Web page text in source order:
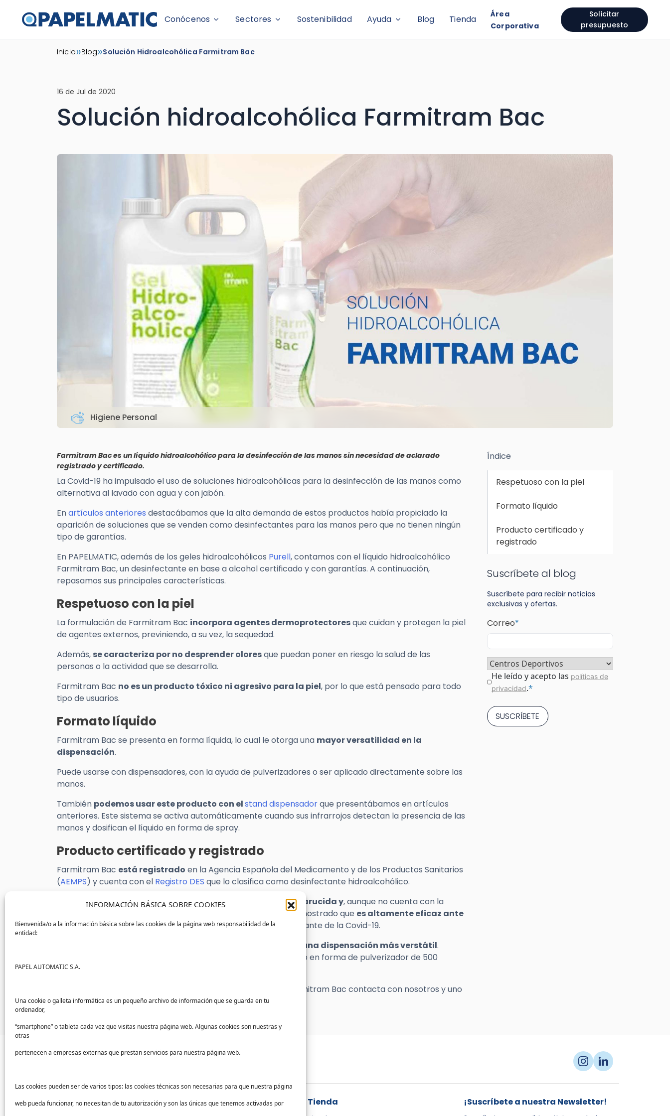
INFORMACIÓN BÁSICA SOBRE COOKIES
Bienvenida/o a la información básica sobre las cookies de la página web responsabilidad de la
entidad:
PAPEL AUTOMATIC S.A.
Una cookie o galleta informática es un pequeño archivo de información que se guarda en tu
ordenador,
“smartphone” o tableta cada vez que visitas nuestra página web. Algunas cookies son nuestras y
otras
pertenecen a empresas externas que prestan servicios para nuestra página web.
Las cookies pueden ser de varios tipos: las cookies técnicas son necesarias para que nuestra página
web pueda funcionar, no necesitan de tu autorización y son las únicas que tenemos activadas por
Conócenos Sectores Sostenibilidad Ayuda Blog Tienda
Área
Corporativa
Solicitar
presupuesto
Inicio»Blog»Solución Hidroalcohólica Farmitram Bac
16 de Jul de 2020
Solución hidroalcohólica Farmitram Bac
Higiene Personal
Farmitram Bac es un líquido hidroalcohólico para la desinfección de las manos sin necesidad de aclarado
registrado y certificado.
La Covid-19 ha impulsado el uso de soluciones hidroalcohólicas para la desinfección de las manos como
alternativa al lavado con agua y con jabón.
Enartículos anteriores destacábamos que la alta demanda de estos productos había propiciado la
aparición de soluciones que se venden como desinfectantes para las manos pero que no tienen ningún
tipo de garantías.
En PAPELMATIC, además de los geles hidroalcohólicos Purell, contamos con el líquido hidroalcohólico
Farmitram Bac, un desinfectante en base a alcohol certificado y con garantías. A continuación,
repasamos sus principales características.
Respetuoso con la piel
La formulación de Farmitram Bac incorpora agentes dermoprotectoresque cuidan y protegen la piel
de agentes externos, previniendo, a su vez, la sequedad.
Además, se caracteriza por no desprender oloresque puedan poner en riesgo la salud de las
personas o la actividad que se desarrolla.
Farmitram Bac no es un producto tóxico ni agresivo para la piel, por lo que está pensado para todo
tipo de usuarios.
Formato líquido
Farmitram Bac se presenta en forma líquida, lo cual le otorga una mayor versatilidad en la
dispensación.
Puede usarse con dispensadores, con la ayuda de pulverizadores o ser aplicado directamente sobre las
manos.
También podemos usar este producto con elstand dispensadorque presentábamos en artículos
anteriores. Este sistema se activa automáticamente cuando sus infrarrojos detectan la presencia de las
manos y dosifican el líquido en forma de spray.
Producto certificado y registrado
Farmitram Bac está registrado en la Agencia Española del Medicamento y de los Productos Sanitarios
(AEMPS) y cuenta con el Registro DES que lo clasifica como desinfectante hidroalcohólico.
Además,está certificado como producto bactericida y levarucida y, aunque no cuenta con la
certificación que lo convierte en un producto virucida, está demostrado que es altamente eficaz ante
virus encapsulados, como es el caso del SARS-CoV-2, el causante de la Covid-19.
diferentes formatos para una dispensación más verstátil.
Podemos encontrarlo en garrafas de 5 litros, botellas de 1 litro o en forma de pulverizador de 500
mililitros.
Si quieres más información sobre el líquido hidroalcohólico Farmitram Bac contacta con nosotros y uno
de nuestros expertos te asesorará.
Índice
Respetuoso con la piel
Formato líquido
Producto certificado y
registrado
Suscríbete al blog
Suscríbete para recibir noticias
exclusivas y ofertas.
Correo*
Sector*
Consentimiento*
He leído y acepto las políticas de
privacidad.*
Sectores Ayuda Tienda ¡Suscríbete a nuestra Newsletter!